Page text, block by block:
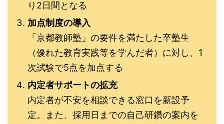
り2日間となる
加点制度の導入
「京都教師塾」の要件を満たした卒塾生
（優れた教育実践等を学んだ者）に対し、1
次試験で5点を加点する
内定者サポートの拡充
内定者が不安を相談できる窓口を新設予
定。また、採用日までの自己研鑽の案内を